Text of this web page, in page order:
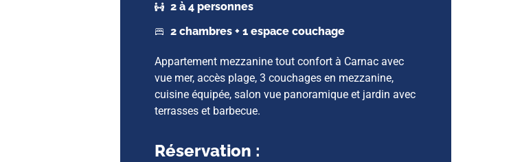
2 à 4 personnes
2 chambres + 1 espace couchage
Appartement mezzanine tout confort à Carnac avec
vue mer, accès plage, 3 couchages en mezzanine,
cuisine équipée, salon vue panoramique et jardin avec
terrasses et barbecue.
Réservation :